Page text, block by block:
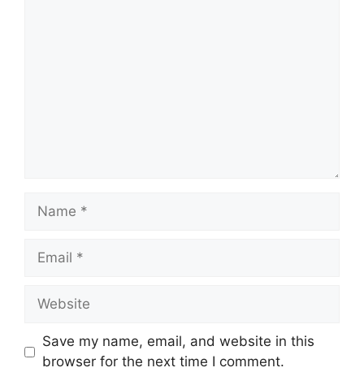
Save my name, email, and website in this
browser for the next time I comment.